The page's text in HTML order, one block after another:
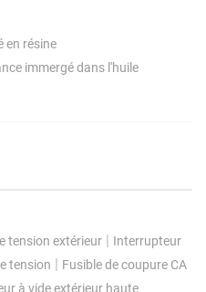
en résine
immergé dans l'huile
tension extérieur | Interrupteur
tension | Fusible de coupure CA
à vide extérieur haute